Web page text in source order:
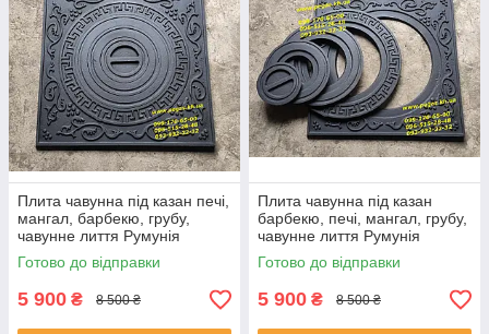
Плита чавунна під казан печі,
мангал, барбекю, грубу,
чавунне лиття Румунія
Готово до відправки
5 900 ₴ 8 500 ₴
Плита чавунна під казан
барбекю, печі, мангал, грубу,
чавунне лиття Румунія
Готово до відправки
5 900 ₴ 8 500 ₴